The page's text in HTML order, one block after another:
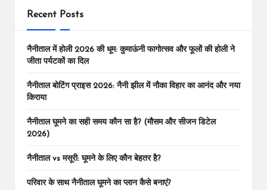
Recent Posts
नैनीताल में होली 2026 की धूम: कुमाऊंनी फागोत्सव और फूलों की होली ने
जीता पर्यटकों का दिल
नैनीताल बोटिंग प्राइस 2026: नैनी झील में नौका विहार का आनंद और नया
किराया
नैनीताल घूमने का सही समय कौन सा है? (मौसम और सीजन डिटेल
2026)
नैनीताल vs मसूरी: घूमने के लिए कौन बेहतर है?
परिवार के साथ नैनीताल घूमने का प्लान कैसे बनाएं?